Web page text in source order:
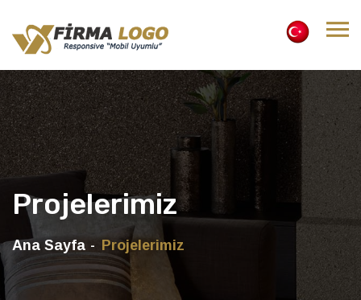
Projelerimiz
Ana Sayfa Projelerimiz